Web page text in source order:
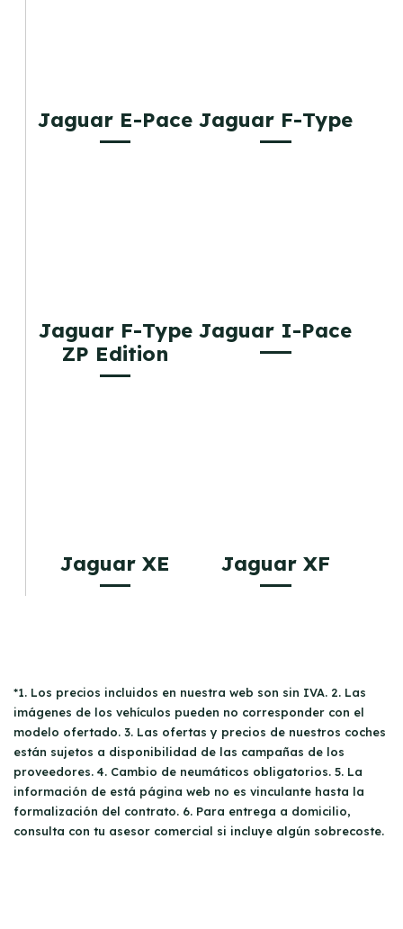
Jaguar E-Pace Jaguar F-Type
Jaguar F-Type
ZP Edition
Jaguar I-Pace
Jaguar XE Jaguar XF
*1. Los precios incluidos en nuestra web son sin IVA. 2. Las
imágenes de los vehículos pueden no corresponder con el
modelo ofertado. 3. Las ofertas y precios de nuestros coches
están sujetos a disponibilidad de las campañas de los
proveedores. 4. Cambio de neumáticos obligatorios. 5. La
información de está página web no es vinculante hasta la
formalización del contrato. 6. Para entrega a domicilio,
consulta con tu asesor comercial si incluye algún sobrecoste.